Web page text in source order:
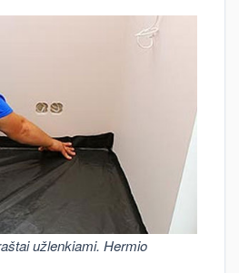
užlenkiami. Hermio